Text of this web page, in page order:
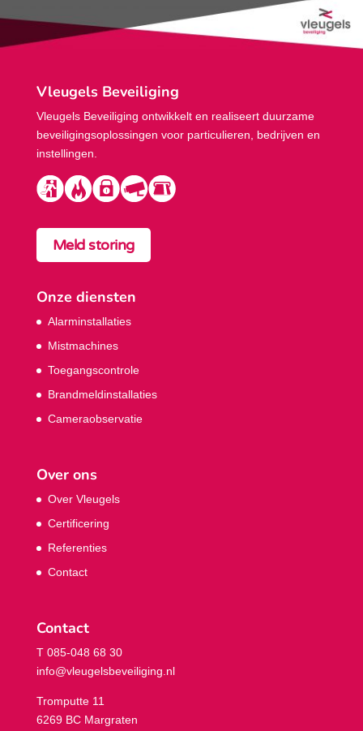
Vleugels Beveiliging
Vleugels Beveiliging ontwikkelt en realiseert duurzame
beveiligings­oplossingen voor particulieren, bedrijven en
instellingen.
Meld storing
Onze diensten
Alarminstallaties
Mistmachines
Toegangscontrole
Brandmeldinstallaties
Cameraobservatie
Over ons
Over Vleugels
Certificering
Referenties
Contact
Contact
T 085-048 68 30
info@vleugelsbeveiliging.nl
Tromputte 11
6269 BC Margraten